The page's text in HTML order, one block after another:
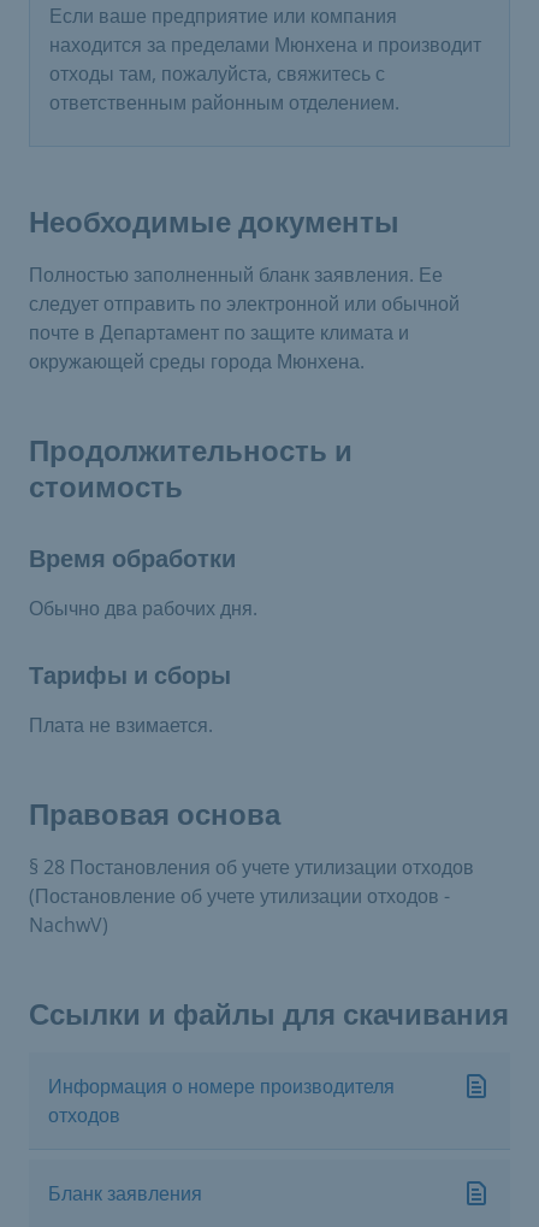
Если ваше предприятие или компания
находится за пределами Мюнхена и производит
отходы там, пожалуйста, свяжитесь с
ответственным районным отделением.
Необходимые документы
Полностью заполненный бланк заявления. Ее
следует отправить по электронной или обычной
почте в Департамент по защите климата и
окружающей среды города Мюнхена.
Продолжительность и
стоимость
Время обработки
Обычно два рабочих дня.
Тарифы и сборы
Плата не взимается.
Правовая основа
§ 28 Постановления об учете утилизации отходов
(Постановление об учете утилизации отходов -
NachwV)
Ссылки и файлы для скачивания
Информация о номере производителя
отходов
Бланк заявления